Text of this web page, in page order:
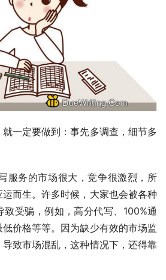
一定要做到：事先多调查，细节多
服务的市场很大，竞争很激烈，所
而生。许多时候，大家也会被各种
受骗，例如，高分代写、100%通
价格等等。因为缺少有效的市场监
致市场混乱，这种情况下，还得靠